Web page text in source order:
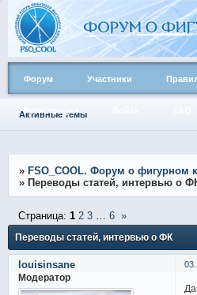
Форум Участники
Активные темы
» FSO_COOL. Форум о фигурном
» Переводы статей, интервью о
Переводы статей, интервью о ФК
Страница: 1 2 3 6 »
louisinsane
Модератор